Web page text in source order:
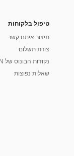
טיפול בלקוחות
תיצור איתנו קשר
צורת תשלום
נקודות הבונוס של SHEIN
שאלות נפוצות